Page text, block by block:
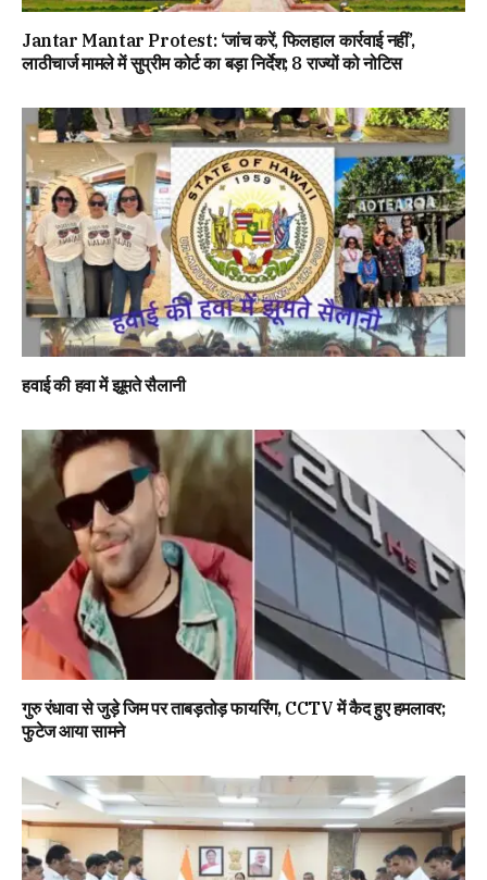
Jantar Mantar Protest: ‘जांच करें, फिलहाल कार्रवाई नहीं’,
लाठीचार्ज मामले में सुप्रीम कोर्ट का बड़ा निर्देश; 8 राज्यों को नोटिस
हवाई की हवा में झूमते सैलानी
गुरु रंधावा से जुड़े जिम पर ताबड़तोड़ फायरिंग, CCTV में कैद हुए हमलावर;
फुटेज आया सामने